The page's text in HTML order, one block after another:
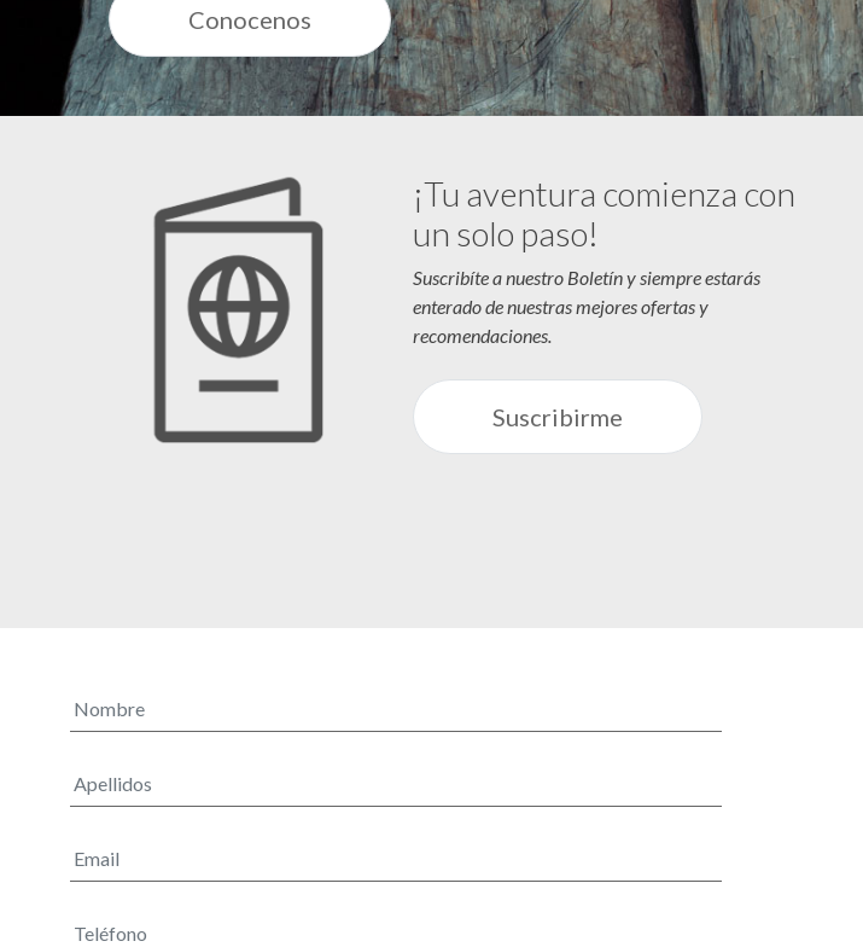
Conocenos
¡Tu aventura comienza con
un solo paso!
Suscribíte a nuestro Boletín y siempre estarás
enterado de nuestras mejores ofertas y
recomendaciones.
Suscribirme